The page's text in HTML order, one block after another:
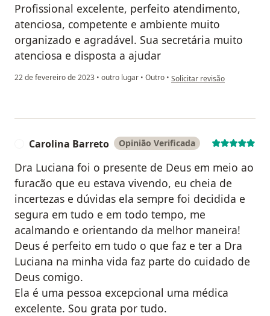
Profissional excelente, perfeito atendimento,
atenciosa, competente e ambiente muito
organizado e agradável. Sua secretária muito
atenciosa e disposta a ajudar
22 de fevereiro de 2023 • outro lugar • Outro • na opinião do utilizador
Solicitar revisão
Carolina Barreto Opinião Verificada
Dra Luciana foi o presente de Deus em meio ao
furacão que eu estava vivendo, eu cheia de
incertezas e dúvidas ela sempre foi decidida e
segura em tudo e em todo tempo, me
acalmando e orientando da melhor maneira!
Deus é perfeito em tudo o que faz e ter a Dra
Luciana na minha vida faz parte do cuidado de
Deus comigo.
Ela é uma pessoa excepcional uma médica
excelente. Sou grata por tudo.